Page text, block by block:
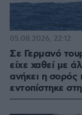
Σε Γερμανό
είχε χαθεί με
ανήκει η σορός
εντοπίστηκε
05.08.2026, 22:12